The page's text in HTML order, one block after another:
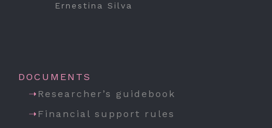
Ernestina Silva
DOCUMENTS
Researcher’s guidebook
Financial support rules